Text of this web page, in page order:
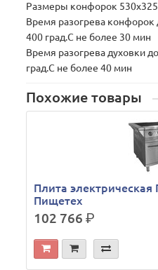
Размеры конфорок
Время разогрева конфорок
400 град.С не более 30 мин
Время разогрева духовки
град.С не более 40 мин
Похожие товары
Плита
Пищетех
102 766р.